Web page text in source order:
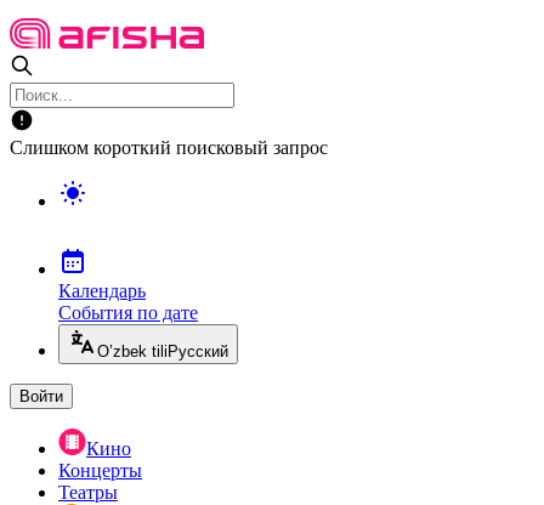
Слишком короткий поисковый запрос
Календарь
События по дате
O’zbek tili Русский
Войти
Кино
Концерты
Театры